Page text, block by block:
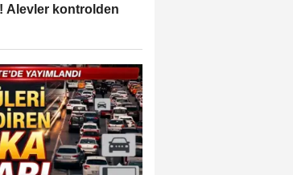
Alevler kontrolden